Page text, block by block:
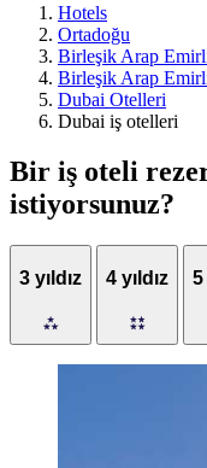
Hotels
Ortadoğu
Birleşik Arap
Birleşik Arap
Dubai Otelleri
Dubai iş otelleri
Bir iş oteli
istiyorsunuz?
3 yıldız 4 yıldız 5